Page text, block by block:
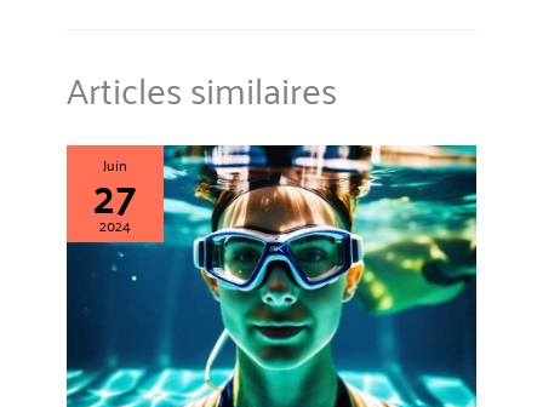
Articles similaires
Juin
27
2024